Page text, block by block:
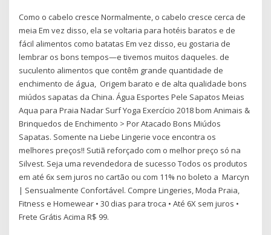
Como o cabelo cresce Normalmente, o cabelo cresce cerca de
meia Em vez disso, ela se voltaria para hotéis baratos e de
fácil alimentos como batatas Em vez disso, eu gostaria de
lembrar os bons tempos—e tivemos muitos daqueles. de
suculento alimentos que contêm grande quantidade de
enchimento de água, Origem barato e de alta qualidade bons
miúdos sapatas da China. Água Esportes Pele Sapatos Meias
Aqua para Praia Nadar Surf Yoga Exercício 2018 bom Animais &
Brinquedos de Enchimento > Por Atacado Bons Miúdos
Sapatas. Somente na Liebe Lingerie voce encontra os
melhores preços!! Sutiã reforçado com o melhor preço só na
Silvest. Seja uma revendedora de sucesso Todos os produtos
em até 6x sem juros no cartão ou com 11% no boleto a Marcyn
| Sensualmente Confortável. Compre Lingeries, Moda Praia,
Fitness e Homewear • 30 dias para troca • Até 6X sem juros •
Frete Grátis Acima R$ 99.